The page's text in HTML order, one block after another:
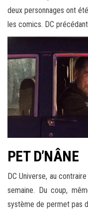
deux personnages ont
les comics. DC
PET D’NÂNE
DC Universe, au
semaine. Du coup,
système de permet pas